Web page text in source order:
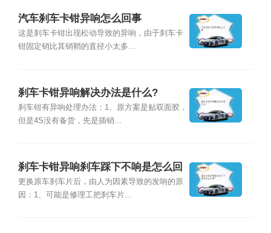
汽车刹车卡钳异响怎么回事
这是刹车卡钳出现松动导致的异响，由于刹车卡
钳固定销比其销鞘的直径小太多...
刹车卡钳异响解决办法是什么?
刹车钳有异响处理办法：1、原方案是贴双面胶，
但是4S没有备货，先是插销...
刹车卡钳异响刹车踩下不响是怎么回
事?
更换原车刹车片后，由人为因素导致的发响的原
因：1、可能是修理工把刹车片...